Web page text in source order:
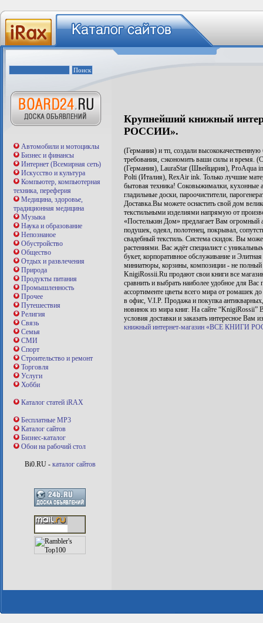
Автомобили и мотоциклы
Бизнес и финансы
Интернет (Всемирная сеть)
Искусство и культура
Компьютер, компьютерная
техника, переферия
Медицина, здоровье,
традиционная медицина
Музыка
Наука и образование
Непознаное
Обустройство
Общество
Отдых и развлечения
Природа
Продукты питания
Промышленность
Прочее
Путешествия
Религия
Связь
Семья
СМИ
Спорт
Строительство и ремонт
Торговля
Услуги
Хобби
Каталог статей iRAX
Бесплатные MP3
Каталог сайтов
Бизнес-каталог
Обои на рабочий стол
Bi0.RU - каталог сайтов
Крупнейший книжный
РОССИИ».
(Германия) и тп, создали
требования, сэкономить ваши силы и
(Германия), LauraStar (Швейцария), ProAqua
Polti (Италия), RexAir ink. Только лучшие
бытовая техника! Соковыжималки, кухонные
гладильные доски, пароочистители,
Доставка.Вы можете оснастить свой дом
текстильными изделиями напрямую от
«Постелькин Дом» предлагает Вам огромный
подушек, одеял, полотенец, покрывал,
свадебный текстиль. Система скидок. Вы
растениями. Вас ждёт специалист с
букет, корпоративное обслуживание и
миниатюры, корзины, композиции - не полный
KnigiRossii.Ru продают свои книги все
сравнить и выбрать наиболее удобное для
ассортименте цветы всего мира от ромашек
в офис, V.I.P. Продажа и покупка
новинок из мира книг. На сайте “KnigiRossii”
условия доставки и заказать интересное Вам
книжный интернет-магазин «ВСЕ КНИГИ